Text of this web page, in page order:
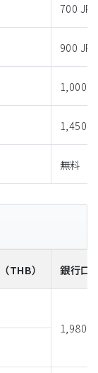
700 JPY
900 JPY
1,000
1,450
無料
（THB） 銀行口
1,980